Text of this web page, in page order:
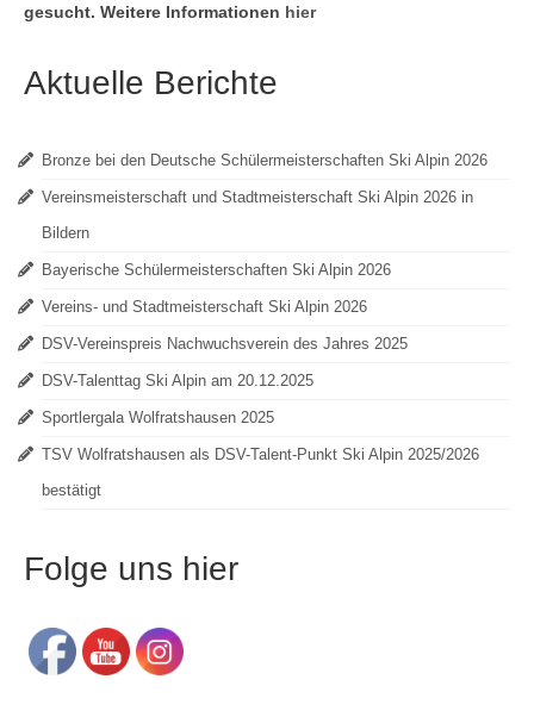
gesucht. Weitere Informationen hier
Aktuelle Berichte
Bronze bei den Deutsche Schülermeisterschaften Ski Alpin 2026
Vereinsmeisterschaft und Stadtmeisterschaft Ski Alpin 2026 in
Bildern
Bayerische Schülermeisterschaften Ski Alpin 2026
Vereins- und Stadtmeisterschaft Ski Alpin 2026
DSV-Vereinspreis Nachwuchsverein des Jahres 2025
DSV-Talenttag Ski Alpin am 20.12.2025
Sportlergala Wolfratshausen 2025
TSV Wolfratshausen als DSV-Talent-Punkt Ski Alpin 2025/2026
bestätigt
Folge uns hier